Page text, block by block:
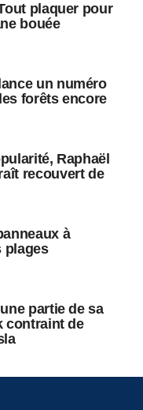
plaquer pour
bouée
un numéro
forêts encore
Raphaël
recouvert de
à
plages
partie de sa
contraint de